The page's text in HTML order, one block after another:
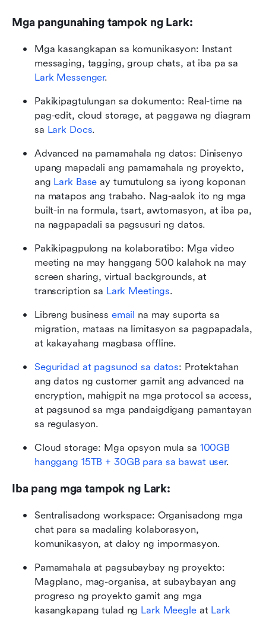
Mga pangunahing tampok ng Lark:
Mga kasangkapan sa komunikasyon: Instant
messaging, tagging, group chats, at iba pa sa
Lark Messenger.
Pakikipagtulungan sa dokumento: Real-time na
pag-edit, cloud storage, at paggawa ng diagram
sa Lark Docs.
Advanced na pamamahala ng datos: Dinisenyo
upang mapadali ang pamamahala ng proyekto,
ang Lark Base ay tumutulong sa iyong koponan
na matapos ang trabaho. Nag-aalok ito ng mga
built-in na formula, tsart, awtomasyon, at iba pa,
na nagpapadali sa pagsusuri ng datos.
Pakikipagpulong na kolaboratibo: Mga video
meeting na may hanggang 500 kalahok na may
screen sharing, virtual backgrounds, at
transcription sa Lark Meetings.
Libreng business email na may suporta sa
migration, mataas na limitasyon sa pagpapadala,
at kakayahang magbasa offline.
Seguridad at pagsunod sa datos: Protektahan
ang datos ng customer gamit ang advanced na
encryption, mahigpit na mga protocol sa access,
at pagsunod sa mga pandaigdigang pamantayan
sa regulasyon.
Cloud storage: Mga opsyon mula sa 100GB
hanggang 15TB + 30GB para sa bawat user.
Iba pang mga tampok ng Lark:
Sentralisadong workspace: Organisadong mga
chat para sa madaling kolaborasyon,
komunikasyon, at daloy ng impormasyon.
Pamamahala at pagsubaybay ng proyekto:
Magplano, mag-organisa, at subaybayan ang
progreso ng proyekto gamit ang mga
kasangkapang tulad ng Lark Meegle at Lark